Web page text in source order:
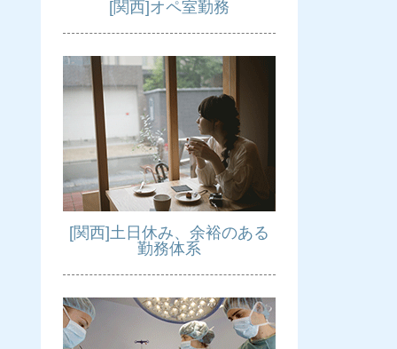
[関西]オペ室勤務
[関西]土日休み、余裕のある
勤務体系